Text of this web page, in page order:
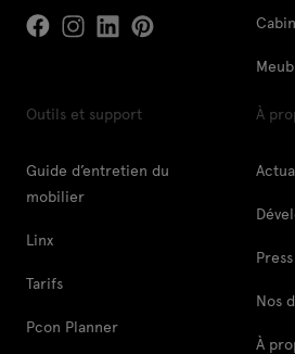
Outils et support
Guide d’entretien du
mobilier
Linx
Tarifs
Pcon Planner
À
Press
Nos
À